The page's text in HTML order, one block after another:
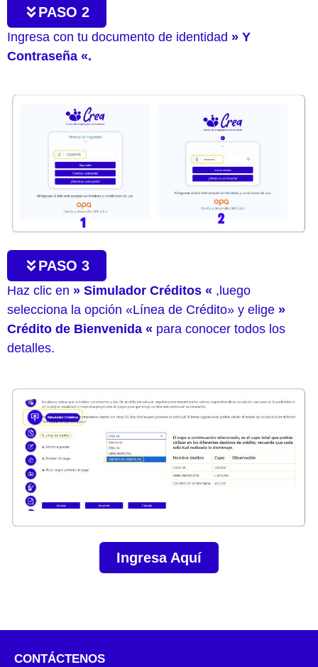
PASO 2
Ingresa con tu documento de identidad » Y
Contraseña «.
PASO 3
Haz clic en » Simulador Créditos « ,luego
selecciona la opción «Línea de Crédito» y elige »
Crédito de Bienvenida « para conocer todos los
detalles.
Ingresa Aquí
CONTÁCTENOS